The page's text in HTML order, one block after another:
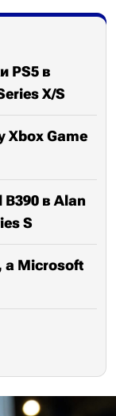
PS5 в
X/S
Xbox Game
B390 в Alan
S
а Microsoft